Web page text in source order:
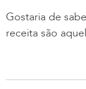
Gostaria de
receita são